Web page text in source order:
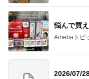
悩んで買
Amebaトピ
2026/07/